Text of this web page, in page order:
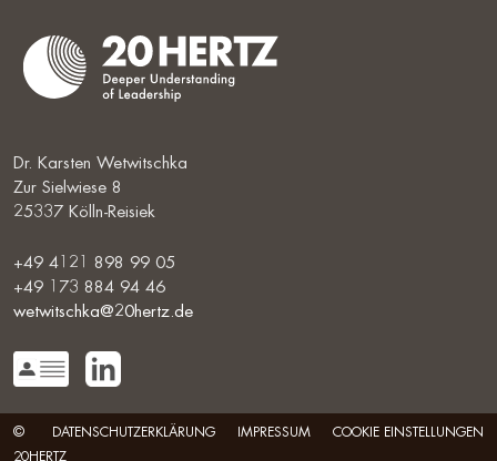
Dr. Karsten Wetwitschka
Zur Sielwiese 8
25337 Kölln-Reisiek
+49 4121 898 99 05
+49 173 884 94 46
wetwitschka@20hertz.de
DATENSCHUTZERKLÄRUNG IMPRESSUM COOKIE EINSTELLUNGEN
©
20HERTZ